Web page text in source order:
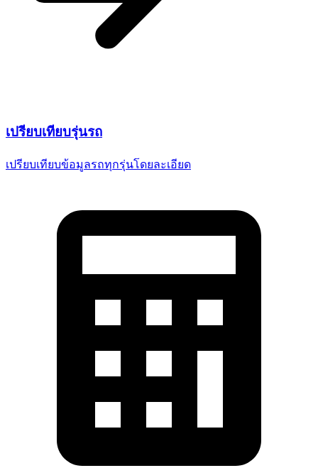
เปรียบเทียบรุ่นรถ
เปรียบเทียบข้อมูลรถทุกรุ่นโดยละเอียด